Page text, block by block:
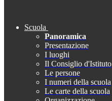
Scuola
Panoramica
Presentazione
I luoghi
Il Consiglio d'Istituto
Le persone
I numeri della scuola
Le carte della scuola